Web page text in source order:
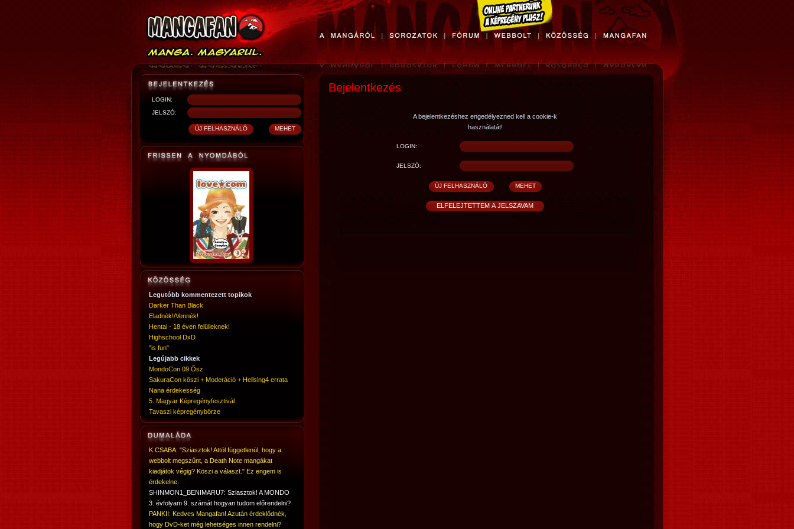
LOGIN:
JELSZÓ:
Legutóbb kommentezett topikok
Darker Than Black
Eladnék!/Vennék!
Hentai - 18 éven felülieknek!
Highschool DxD
"is fun"
Legújabb cikkek
MondoCon 09 Ősz
SakuraCon köszi + Moderáció + Hellsing4 errata
Nana érdekesség
5. Magyar Képregényfesztivál
Tavaszi képregénybörze
K.CSABA: "Sziasztok! Attól függetlenül, hogy a
webbolt megszűnt, a Death Note mangákat
kiadjátok végig? Köszi a választ." Ez engem is
érdekelne.
SHINMON1_BENIMARU7: Sziasztok! A MONDO
3. évfolyam 9. számát hogyan tudom előrendelni?
PANKII: Kedves Mangafan! Azután érdeklődnék,
hogy DvD-ket még lehetséges innen rendelni?
Bejelentkezés
A bejelentkezéshez engedélyezned kell a cookie-k
használatát!
LOGIN:
JELSZÓ: